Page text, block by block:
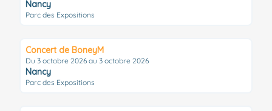
Nancy
Parc des Expositions
Concert de BoneyM
Du 3 octobre 2026 au 3 octobre 2026
Nancy
Parc des Expositions